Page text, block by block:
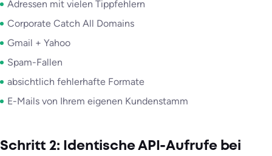
Adressen mit vielen Tippfehlern
Corporate Catch All Domains
Gmail + Yahoo
Spam-Fallen
absichtlich fehlerhafte Formate
E-Mails von Ihrem eigenen Kundenstamm
Schritt 2: Identische API-Aufrufe bei